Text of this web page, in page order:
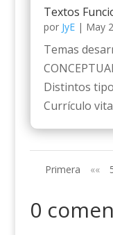
Textos
por JyE| May
Temas
Distintos
Currículo
Primera ««
0